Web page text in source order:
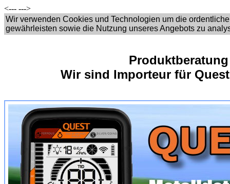
<--- --->
Wir verwenden Cookies und Technologien um die
gewährleisten sowie die Nutzung unseres Angebots zu
Wir sind Importeur für